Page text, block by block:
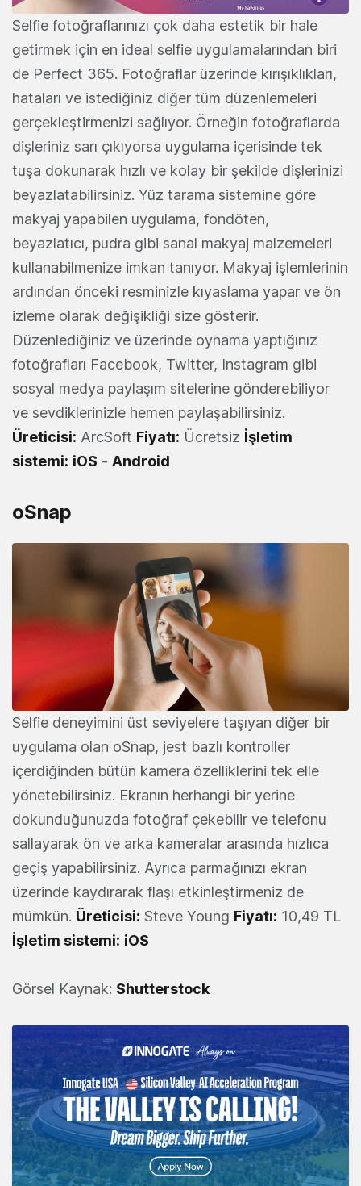
Selfie fotoğraflarınızı çok daha estetik bir hale
getirmek için en ideal selfie uygulamalarından biri
de Perfect 365. Fotoğraflar üzerinde kırışıklıkları,
hataları ve istediğiniz diğer tüm düzenlemeleri
gerçekleştirmenizi sağlıyor. Örneğin fotoğraflarda
dişleriniz sarı çıkıyorsa uygulama içerisinde tek
tuşa dokunarak hızlı ve kolay bir şekilde dişlerinizi
beyazlatabilirsiniz. Yüz tarama sistemine göre
makyaj yapabilen uygulama, fondöten,
beyazlatıcı, pudra gibi sanal makyaj malzemeleri
kullanabilmenize imkan tanıyor. Makyaj işlemlerinin
ardından önceki resminizle kıyaslama yapar ve ön
izleme olarak değişikliği size gösterir.
Düzenlediğiniz ve üzerinde oynama yaptığınız
fotoğrafları Facebook, Twitter, Instagram gibi
sosyal medya paylaşım sitelerine gönderebiliyor
ve sevdiklerinizle hemen paylaşabilirsiniz.
Üreticisi: ArcSoft Fiyatı: Ücretsiz İşletim
sistemi: iOS - Android
oSnap
Selfie deneyimini üst seviyelere taşıyan diğer bir
uygulama olan oSnap, jest bazlı kontroller
içerdiğinden bütün kamera özelliklerini tek elle
yönetebilirsiniz. Ekranın herhangi bir yerine
dokunduğunuzda fotoğraf çekebilir ve telefonu
sallayarak ön ve arka kameralar arasında hızlıca
geçiş yapabilirsiniz. Ayrıca parmağınızı ekran
üzerinde kaydırarak flaşı etkinleştirmeniz de
mümkün. Üreticisi: Steve Young Fiyatı: 10,49 TL
İşletim sistemi: iOS
Görsel Kaynak: Shutterstock